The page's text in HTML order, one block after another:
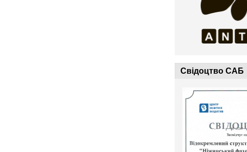
Свідоцтво САБ